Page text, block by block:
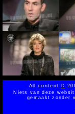
All content©
Niets van deze
gemaakt zonder